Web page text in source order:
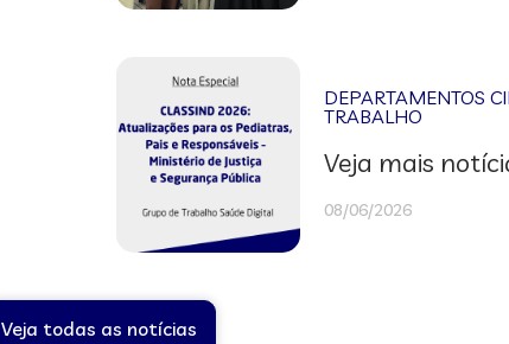
DEPARTAMENTOS
TRABALHO
Veja mais
08/06/2026
Veja todas as notícias